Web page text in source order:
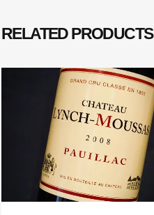
RELATED PRODUCTS